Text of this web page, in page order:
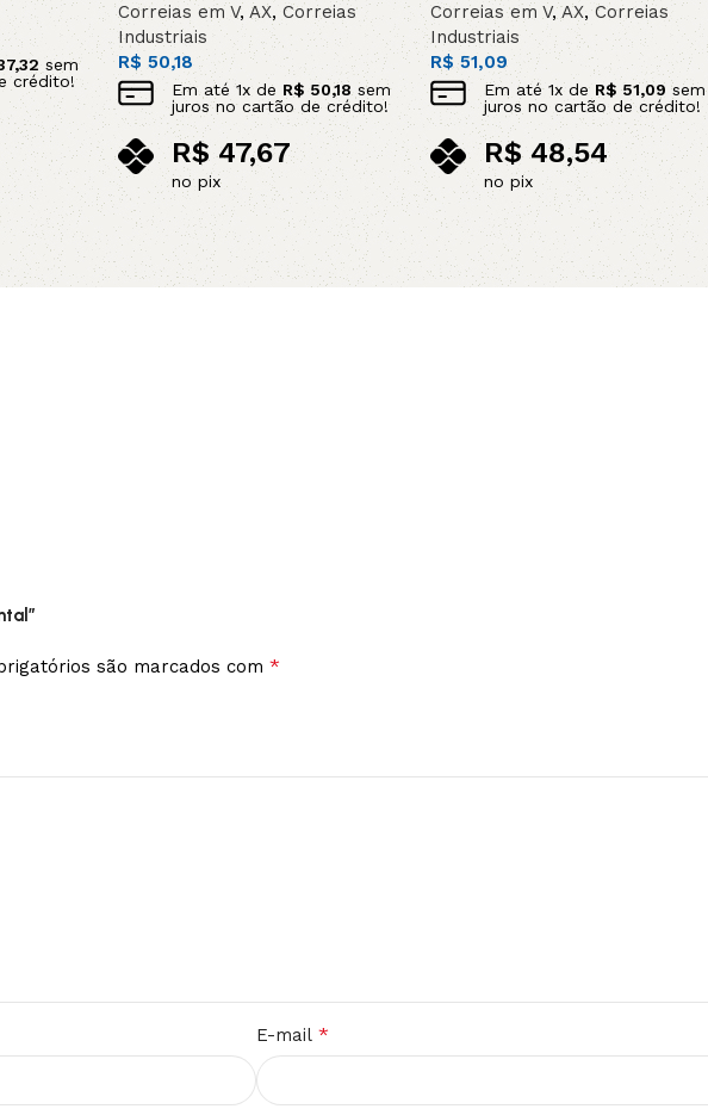
sem
crédito!
Correias em V, AX, Correias
Industriais
R$ 50,18
Em até1x de R$ 50,18 sem
juros no cartão de crédito!
R$47,67
no pix
Adicionar ao carrinho
Correias em V,AX,Correias
Industriais
R$ 51,09
Em até1x de R$ 51,09 sem
juros no cartão de crédito!
R$48,54
no pix
Leia mais
são marcados com *
E-mail *